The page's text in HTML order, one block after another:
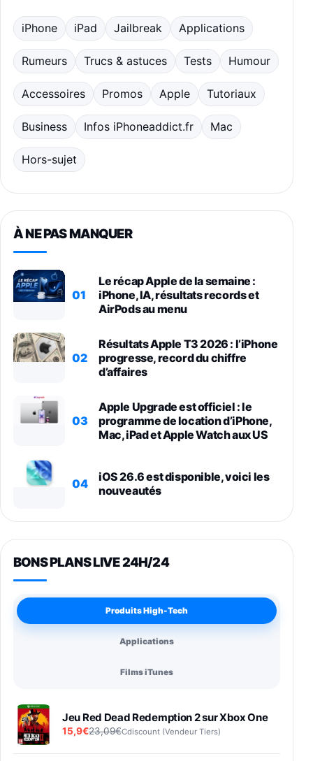
iPhone iPad Jailbreak Applications
Rumeurs Trucs & astuces Tests Humour
Accessoires Promos Apple Tutoriaux
Business Infos iPhoneaddict.fr Mac
Hors-sujet
À NE PAS MANQUER
01
Le récap Apple de la semaine :
iPhone, IA, résultats records et
AirPods au menu
02
Résultats Apple T3 2026 : l’iPhone
progresse, record du chiffre
d’affaires
03
Apple Upgrade est officiel : le
programme de location d’iPhone,
Mac, iPad et Apple Watch aux US
04
iOS 26.6 est disponible, voici les
nouveautés
BONS PLANS LIVE 24H/24
Produits High-Tech
Applications
Films iTunes
Jeu Red Dead Redemption 2 sur Xbox One
15,9€23,09€Cdiscount (Vendeur Tiers)